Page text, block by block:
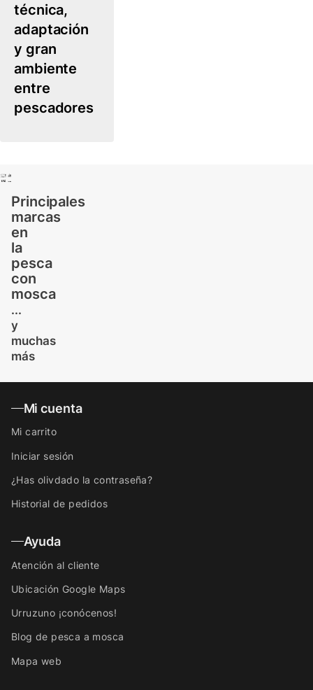
técnica,
adaptación
y gran
ambiente
entre
pescadores
Principales
marcas
en
la
pesca
con
mosca
...
y
muchas
más
Mi cuenta
Mi carrito
Iniciar sesión
¿Has olivdado la contraseña?
Historial de pedidos
Ayuda
Atención al cliente
Ubicación Google Maps
Urruzuno ¡conócenos!
Blog de pesca a mosca
Mapa web